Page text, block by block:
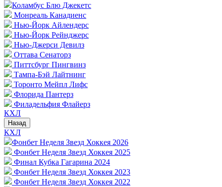
Коламбус Блю Джекетс
Монреаль Канадиенс
Нью-Йорк Айлендерс
Нью-Йорк Рейнджерс
Нью-Джерси Девилз
Оттава Сенаторз
Питтсбург Пингвинз
Тампа-Бэй Лайтнинг
Торонто Мейпл Лифс
Флорида Пантерз
Филадельфия Флайерз
КХЛ
Назад
КХЛ
Фонбет Неделя Звезд Хоккея 2026
Фонбет Неделя Звезд Хоккея 2025
Финал Кубка Гагарина 2024
Фонбет Неделя Звезд Хоккея 2023
Фонбет Неделя Звезд Хоккея 2022